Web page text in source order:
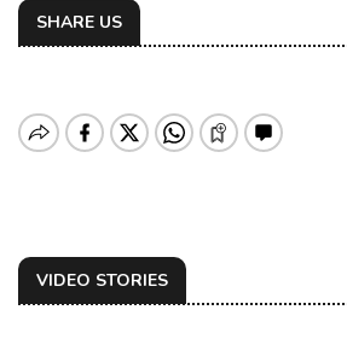
SHARE US
VIDEO STORIES